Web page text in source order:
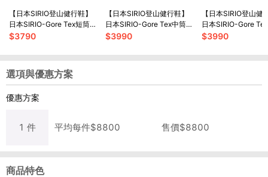
【日本SIRIO登山健行鞋】
日本SIRIO-Gore Tex短筒登
山健行鞋(PF13HA)女款
$3790
【日本SIRIO登山健行鞋】
日本SIRIO-Gore Tex中筒登
山健行鞋(PF156)女款
$3990
【日本SIRIO登山健
日本SIRIO-Gore
山健行鞋(PF156IN)
$3990
選項與優惠方案
優惠方案
1 件 平均每件$8800 售價$8800
商品特色